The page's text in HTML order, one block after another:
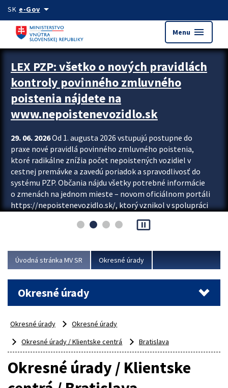
Preskocit na hlavný obsah
SK e-Govarrow_drop_down
Menu menu
Zastavit automatický posun upútavok
LEX PZP: všetko o nových pravidlách
kontroly povinného zmluvného
poistenia nájdete na
www.nepoistenevozidlo.sk
29. 06. 2026Od 1. augusta 2026 vstupujú postupne do
praxe nové pravidlá povinného zmluvného poistenia,
ktoré radikálne znížia počet nepoistených vozidiel v
cestnej premávke a zavedú poriadok a spravodlivosť do
systému PZP. Občania nájdu všetky potrebné informácie
o zmenách na jednom mieste – novom oficiálnom portáli
https://nepoistenevozidlo.sk/, ktorý vznikol v spolupráci
asociácie poisťovní (SLASPO) a Ministerstva vnútra SR.
Viac
pause_presentation
Úvodná stránka MV SR Okresné úrady
Okresné úrady
Okresné úrady
Okresné úrady
Okresné úrady / Klientske centrá
Bratislava
Okresné úrady / Klientske